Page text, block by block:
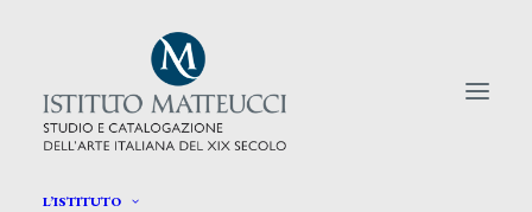
L’ISTITUTO